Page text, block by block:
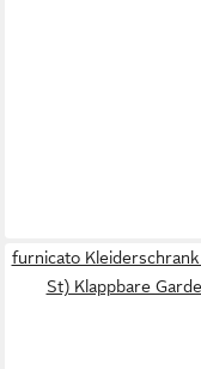
furnicato
St) Klappbare